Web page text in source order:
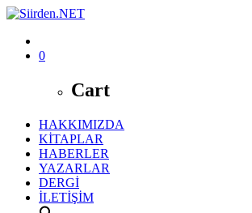
0
Cart
HAKKIMIZDA
KİTAPLAR
HABERLER
YAZARLAR
DERGİ
İLETİŞİM